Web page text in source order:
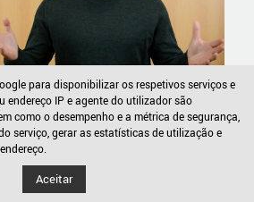
comuns
Assistir ao vídeo
para disponibilizar os respetivos serviços e
endereço IP e agente do utilizador são
como o desempenho e a métrica de segurança,
serviço, gerar as estatísticas de utilização e
Aceitar